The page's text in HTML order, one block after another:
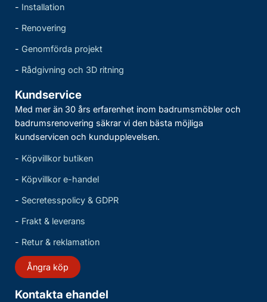
- Installation
- Renovering
- Genomförda projekt
- Rådgivning och 3D ritning
Kundservice
Med mer än 30 års erfarenhet inom badrumsmöbler och
badrumsrenovering säkrar vi den bästa möjliga
kundservicen och kundupplevelsen.
- Köpvillkor butiken
- Köpvillkor e-handel
- Secretesspolicy & GDPR
- Frakt & leverans
- Retur & reklamation
Ångra köp
Kontakta ehandel